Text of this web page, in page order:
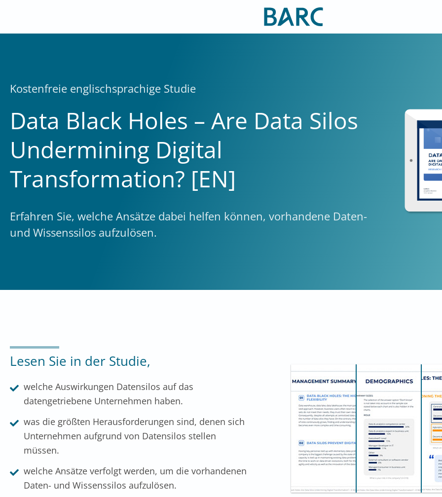
springen
Kostenfreie englischsprachige Studie
Data Black Holes – Are Data Silos
Undermining Digital
Transformation? [EN]
Erfahren Sie, welche Ansätze dabei helfen können, vorhandene Daten-
und Wissenssilos aufzulösen.
Lesen Sie in der Studie,
welche Auswirkungen Datensilos auf das
datengetriebene Unternehmen haben.
was die größten Herausforderungen sind, denen sich
Unternehmen aufgrund von Datensilos stellen
müssen.
welche Ansätze verfolgt werden, um die vorhandenen
Daten- und Wissenssilos aufzulösen.